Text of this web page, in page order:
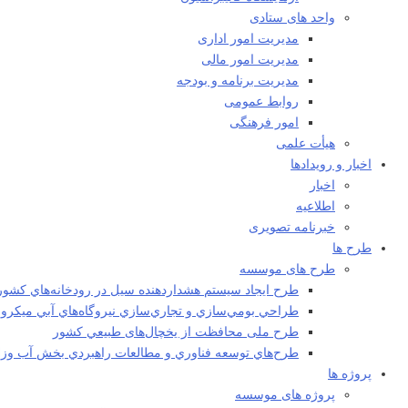
واحد های ستادی
مدیریت امور اداری
مدیریت امور مالی
مدیریت برنامه و بودجه
روابط عمومی
امور فرهنگی
هیأت علمی​
اخبار و رویدادها
اخبار
اطلاعیه
خبرنامه تصویری
طرح ها
طرح های موسسه
طرح ايجاد سيستم هشداردهنده سيل در رودخانه‌هاي كشور
طراحي بومي‌سازي و تجاري‌سازي نيروگاه‌هاي آبي ميکرو
طرح ملی محافظت از يخچال‌های طبيعي كشور
طرح‌هاي توسعه فناوري و مطالعات راهبردي بخش آب
پروژه ها
پروژه های موسسه